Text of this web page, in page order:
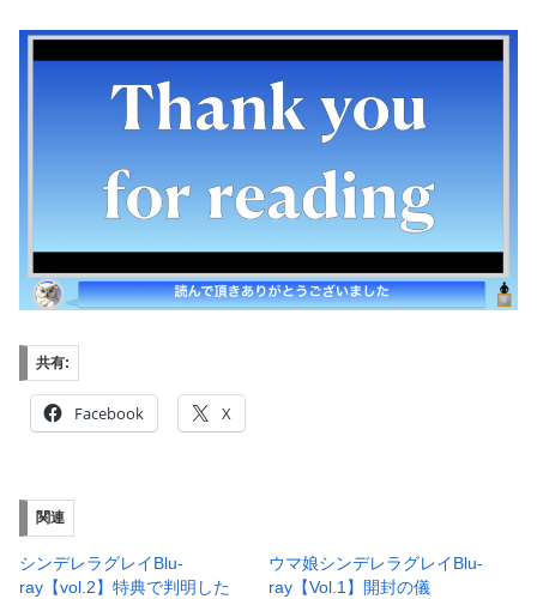
共有:
Facebook X
関連
シンデレラグレイBlu-
ray【vol.2】特典で判明した
ウマ娘シンデレラグレイBlu-
ray【Vol.1】開封の儀